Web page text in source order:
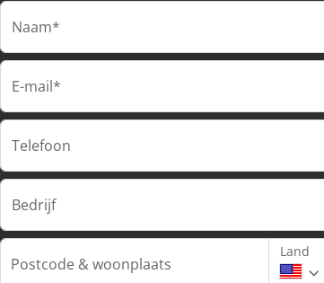
Naam*
E-mail*
Telefoon
Bedrijf
Postcode & woonplaats
Land